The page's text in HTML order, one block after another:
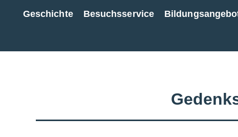
Geschichte Besuchsservice